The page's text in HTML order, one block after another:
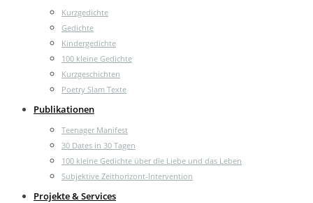
Kurzgedichte
Gedichte
Kindergedichte
100 kleine Gedichte
Kurzgeschichten
Poetry Slam Texte
Publikationen
Teenager Manifest
30 Dates in 30 Tagen
100 kleine Gedichte über die Liebe und das Leben
Subjektive Zeithorizont-Intervention
Projekte & Services